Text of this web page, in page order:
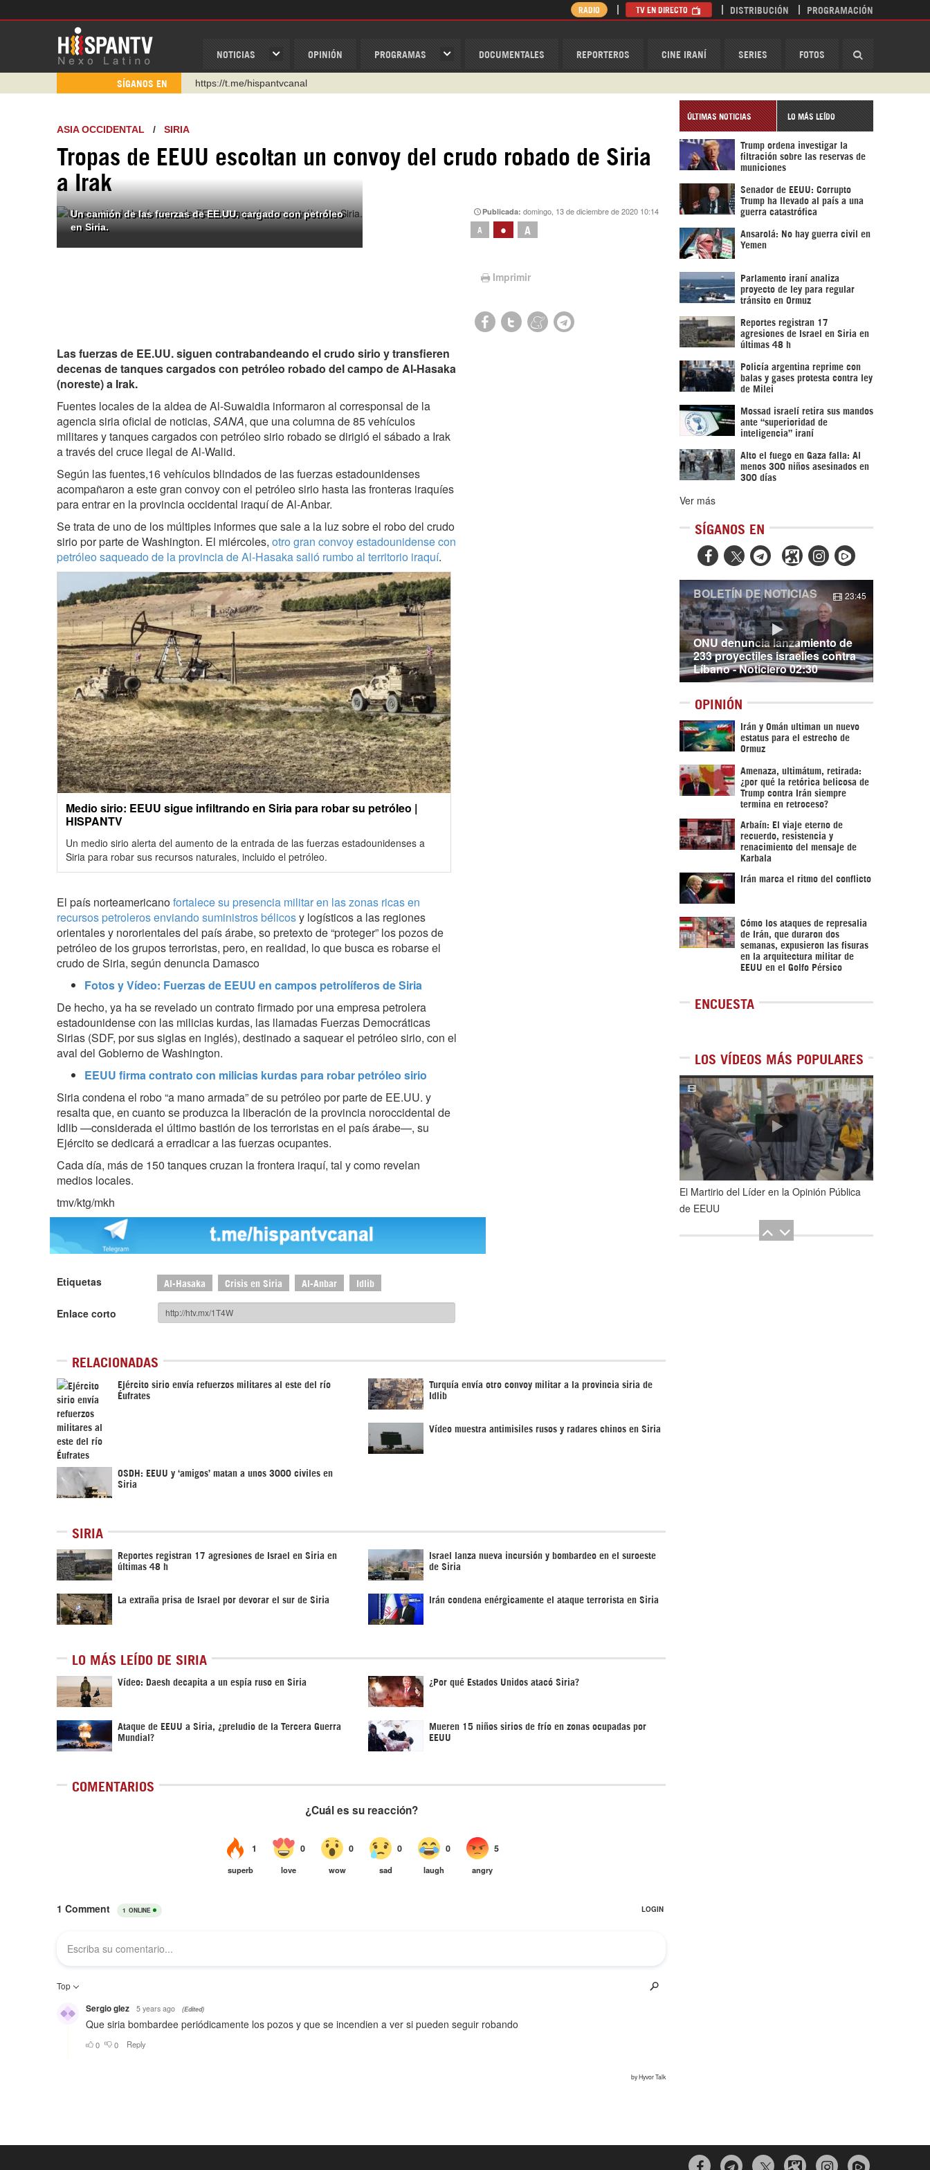
NOTICIAS OPINIÓN PROGRAMAS DOCUMENTALES REPORTEROS CINE IRANÍ SERIES FOTOS
RADIO TV EN DIRECTO DISTRIBUCIÓN PROGRAMACIÓN
SÍGANOS EN
https://t.me/hispantvcanal
https://www.facebook.com/Nexolatino.Canal
https://www.youtube.com/@nexo_latino
http://twitter.com/nexo_latino
ASIA OCCIDENTAL / SIRIA
Tropas de EEUU escoltan un convoy del crudo robado de Siria
a Irak
Un camión de las fuerzas de EE.UU. cargado con petróleo
en Siria.
Publicada:domingo, 13 de diciembre de 2020 10:14
A • A
Imprimir
Las fuerzas de EE.UU. siguen contrabandeando el crudo sirio y transfieren
decenas de tanques cargados con petróleo robado del campo de Al-Hasaka
(noreste) a Irak.
Fuentes locales de la aldea de Al-Suwaidia informaron al corresponsal de la
agencia siria oficial de noticias, SANA, que una columna de 85 vehículos
militares y tanques cargados con petróleo sirio robado se dirigió el sábado a Irak
a través del cruce ilegal de Al-Walid.
Según las fuentes,16 vehículos blindados de las fuerzas estadounidenses
acompañaron a este gran convoy con el petróleo sirio hasta las fronteras iraquíes
para entrar en la provincia occidental iraquí de Al-Anbar.
Se trata de uno de los múltiples informes que sale a la luz sobre el robo del crudo
sirio por parte de Washington. El miércoles, otro gran convoy estadounidense con
petróleo saqueado de la provincia de Al-Hasaka salió rumbo al territorio iraquí.
Medio sirio: EEUU sigue infiltrando en Siria para robar su petróleo |
HISPANTV
Un medio sirio alerta del aumento de la entrada de las fuerzas estadounidenses a
Siria para robar sus recursos naturales, incluido el petróleo.
El país norteamericanofortalece su presencia militar en las zonas ricas en
recursos petrolerosenviando suministros bélicosy logísticos a las regiones
orientales y nororientales del país árabe, so pretexto de “proteger” los pozos de
petróleo de los grupos terroristas, pero, en realidad, lo que busca es robarse el
crudo de Siria, según denuncia Damasco
Fotos y Vídeo: Fuerzas de EEUU en campos petrolíferos de Siria
De hecho, ya ha se revelado un contrato firmado por una empresa petrolera
estadounidense con las milicias kurdas, las llamadas Fuerzas Democráticas
Sirias (SDF, por sus siglas en inglés), destinado a saquear el petróleo sirio, con el
aval del Gobierno de Washington.
EEUU firma contrato con milicias kurdas para robar petróleo sirio
Siria condena el robo “a mano armada” de su petróleo por parte de EE.UU. y
resalta que, en cuanto se produzca la liberación de la provincia noroccidental de
Idlib —considerada el último bastión de los terroristas en el país árabe—, su
Ejército se dedicará a erradicar a las fuerzas ocupantes.
Cada día, más de 150 tanques cruzan la frontera iraquí, tal y como revelan
medios locales.
tmv/ktg/mkh
Etiquetas Al-Hasaka Crisis en Siria Al-Anbar Idlib
Enlace corto
RELACIONADAS
Ejército sirio envía refuerzos militares al este del río
Éufrates
Turquía envía otro convoy militar a la provincia siria de
Idlib
Vídeo muestra antimisiles rusos y radares chinos en Siria
OSDH: EEUU y ‘amigos’ matan a unos 3000 civiles en
Siria
SIRIA
Reportes registran 17 agresiones de Israel en Siria en
últimas 48 h
Israel lanza nueva incursión y bombardeo en el suroeste
de Siria
La extraña prisa de Israel por devorar el sur de Siria Irán condena enérgicamente el ataque terrorista en Siria
LO MÁS LEÍDO DE SIRIA
Vídeo: Daesh decapita a un espía ruso en Siria ¿Por qué Estados Unidos atacó Siria?
Ataque de EEUU a Siria, ¿preludio de la Tercera Guerra
Mundial?
Mueren 15 niños sirios de frío en zonas ocupadas por
EEUU
COMENTARIOS
ÚLTIMAS NOTICIAS LO MÁS LEÍDO
Trump ordena investigar la
filtración sobre las reservas de
municiones
Senador de EEUU: Corrupto
Trump ha llevado al país a una
guerra catastrófica
Ansarolá: No hay guerra civil en
Yemen
Parlamento iraní analiza
proyecto de ley para regular
tránsito en Ormuz
Reportes registran 17
agresiones de Israel en Siria en
últimas 48 h
Policía argentina reprime con
balas y gases protesta contra ley
de Milei
Mossad israelí retira sus mandos
ante “superioridad de
inteligencia” iraní
Alto el fuego en Gaza falla: Al
menos 300 niños asesinados en
300 días
Ver más
SÍGANOS EN
  
ONU denuncia lanzamiento de
233 proyectiles israelíes contra
Líbano - Noticiero 02:30
BOLETÍN DE NOTICIAS 23:45
OPINIÓN
Irán y Omán ultiman un nuevo
estatus para el estrecho de
Ormuz
Amenaza, ultimátum, retirada:
¿por qué la retórica belicosa de
Trump contra Irán siempre
termina en retroceso?
Arbaín: El viaje eterno de
recuerdo, resistencia y
renacimiento del mensaje de
Karbala
Irán marca el ritmo del conflicto
Cómo los ataques de represalia
de Irán, que duraron dos
semanas, expusieron las fisuras
en la arquitectura militar de
EEUU en el Golfo Pérsico
ENCUESTA
LOS VÍDEOS MÁS POPULARES
1de5
El Martirio del Líder en la Opinión Pública
de EEUU
  